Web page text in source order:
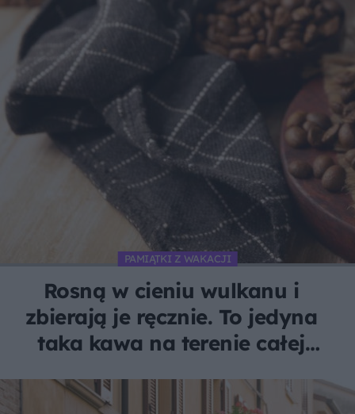
PAMIĄTKI Z WAKACJI
Rosną w cieniu wulkanu i
zbierają je ręcznie. To jedyna
taka kawa na terenie całej